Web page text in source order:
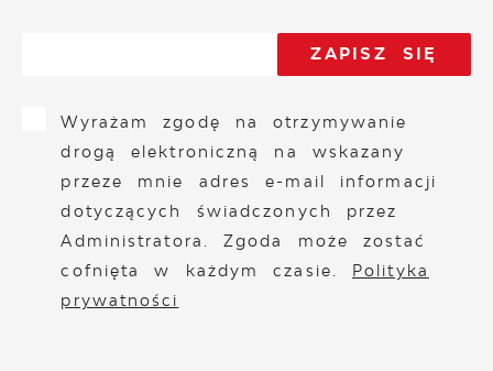
Wyrażam zgodę na otrzymywanie
drogą elektroniczną na wskazany
przeze mnie adres e-mail informacji
dotyczących świadczonych przez
Administratora. Zgoda może zostać
cofnięta w każdym czasie. Polityka
prywatności